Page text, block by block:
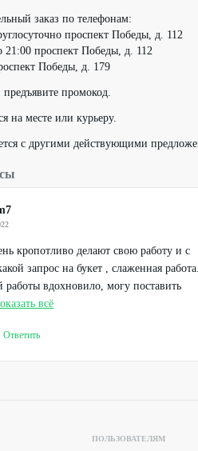
заказ по телефонам:
проспект Победы, д. 112
21:00 проспект Победы, д. 112
Победы, д. 179
промокод.
на месте или курьеру.
с другими действующими
кропотливо делают свою работу и с
запрос на букет , слаженная работа.
работы вдохновило, могу поставить
всё
Ответить
ПОЛЬЗОВАТЕЛЯМ